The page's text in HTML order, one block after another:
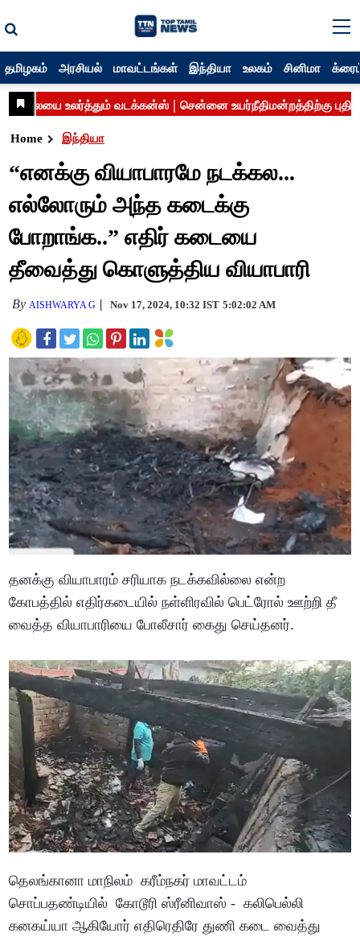
தமிழகம் அரசியல் மாவட்டங்கள் இந்தியா உலகம் சினிமா
Home இந்தியா
“எனக்கு வியாபாரமே நடக்கல...
எல்லோரும் அந்த கடைக்கு
போறாங்க..” எதிர் கடையை
தீவைத்து கொளுத்திய வியாபாரி
By AISHWARYA G Nov 17, 2024, 10:32 IST 5:02:02 AM
தனக்கு வியாபாரம் சரியாக நடக்கவில்லை என்ற
கோபத்தில் எதிர்கடையில் நள்ளிரவில் பெட்ரோல் ஊற்றி தீ
வைத்த வியாபாரியை போலீசார் கைது செய்தனர்.
தெலங்கானா மாநிலம் கரீம்நகர் மாவட்டம்
சொப்பதண்டியில் கோடூரி ஸ்ரீனிவாஸ் - கலிபெல்லி
கனகய்யா ஆகியோர் எதிரெதிரே துணி கடை வைத்து